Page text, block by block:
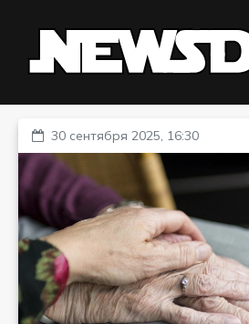
30 сентября 2025, 16:30